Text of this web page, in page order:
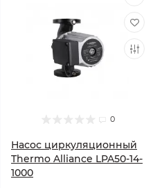
0
Насос циркуляционный
Thermo Alliance LPA50-14-
1000